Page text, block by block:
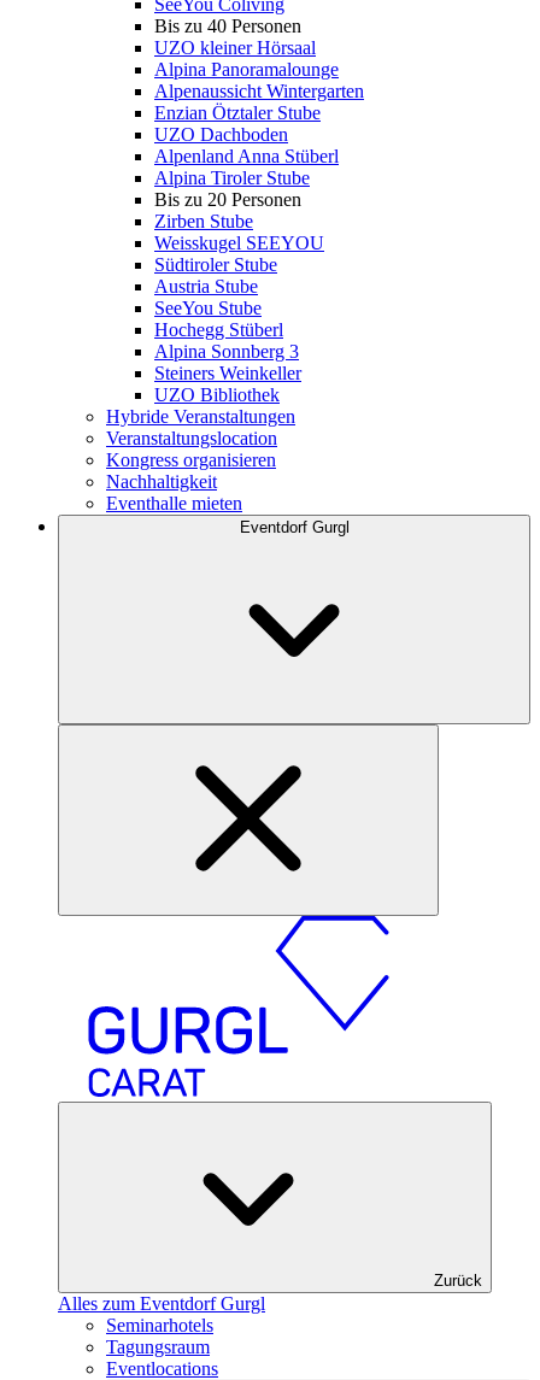
SeeYou Coliving
Bis zu 40 Personen
UZO kleiner Hörsaal
Alpina Panoramalounge
Alpenaussicht Wintergarten
Enzian Ötztaler Stube
UZO Dachboden
Alpenland Anna Stüberl
Alpina Tiroler Stube
Bis zu 20 Personen
Zirben Stube
Weisskugel SEEYOU
Südtiroler Stube
Austria Stube
SeeYou Stube
Hochegg Stüberl
Alpina Sonnberg 3
Steiners Weinkeller
UZO Bibliothek
Hybride Veranstaltungen
Veranstaltungslocation
Kongress organisieren
Nachhaltigkeit
Eventhalle mieten
Eventdorf Gurgl
Zurück
Alles zum Eventdorf Gurgl
Seminarhotels
Tagungsraum
Eventlocations